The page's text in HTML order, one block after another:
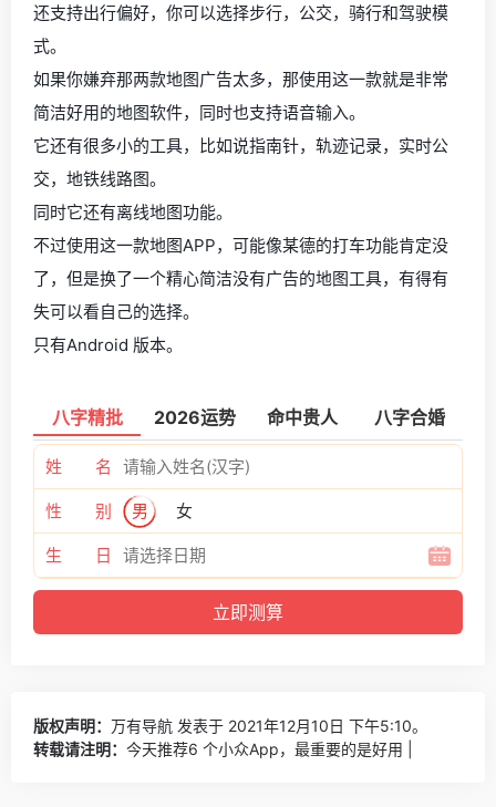
还支持出行偏好，你可以选择步行，公交，骑行和驾驶模
式。
如果你嫌弃那两款地图广告太多，那使用这一款就是非常
简洁好用的地图软件，同时也支持语音输入。
它还有很多小的工具，比如说指南针，轨迹记录，实时公
交，地铁线路图。
同时它还有离线地图功能。
不过使用这一款地图APP，可能像某德的打车功能肯定没
了，但是换了一个精心简洁没有广告的地图工具，有得有
失可以看自己的选择。
只有Android 版本。
八字精批 2026运势 命中贵人 八字合婚
姓 名
性 别 男 女
生 日
版权声明： 万有导航 发表于 2021年12月10日 下午5:10。
转载请注明： 今天推荐6 个小众App，最重要的是好用 |